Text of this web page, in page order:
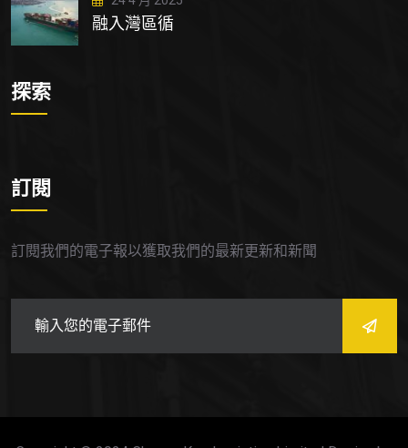
融入灣區循
探索
訂閱
訂閱我們的電子報以獲取我們的最新更新和新聞